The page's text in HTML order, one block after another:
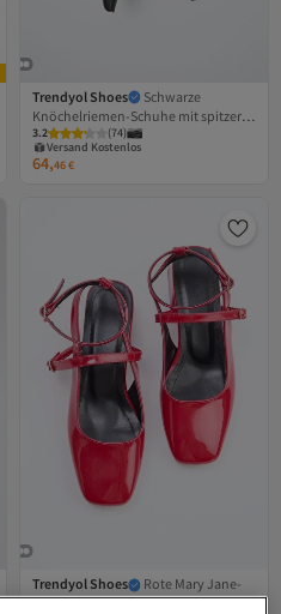
Trendyol Shoes
Schwarze
Knöchelriemen-Schuhe mit spitzer
Zehenpartie für Damen, 11 cm,
Stiletto-Schuhe mit dünnem Absatz,
TAKSS25TO00089
3.2 (74)
Versand Kostenlos
Gratis Versand
Versand Kostenlos
64,46€
Trendyol Shoes
Rote Mary Jane-
Schuhe mit Knöchelriemen und